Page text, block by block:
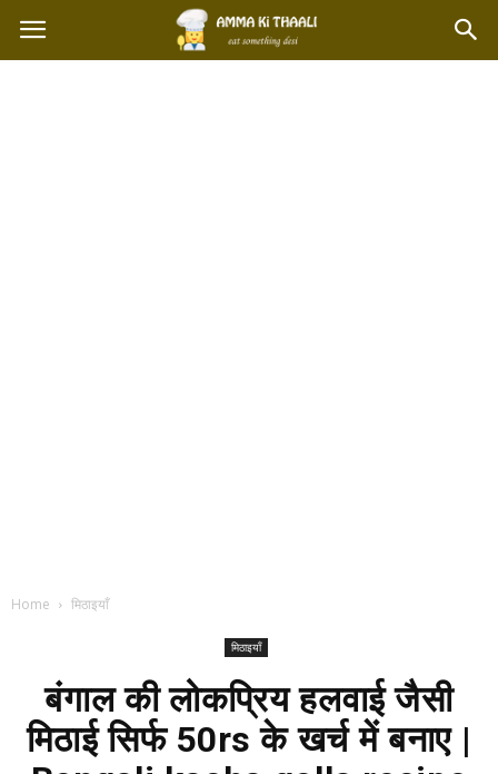
Home मिठाइयाँ
मिठाइयाँ
बंगाल की लोकप्रिय हलवाई जैसी
मिठाई सिर्फ 50rs के खर्च में बनाए |